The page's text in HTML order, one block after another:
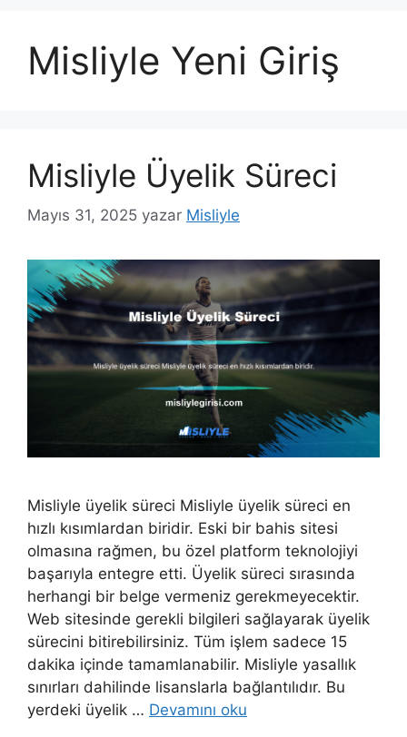
Misliyle Yeni Giriş
Misliyle Üyelik Süreci
Mayıs 31, 2025 yazar Misliyle
Misliyle üyelik süreci Misliyle üyelik süreci en
hızlı kısımlardan biridir. Eski bir bahis sitesi
olmasına rağmen, bu özel platform teknolojiyi
başarıyla entegre etti. Üyelik süreci sırasında
herhangi bir belge vermeniz gerekmeyecektir.
Web sitesinde gerekli bilgileri sağlayarak üyelik
sürecini bitirebilirsiniz. Tüm işlem sadece 15
dakika içinde tamamlanabilir. Misliyle yasallık
sınırları dahilinde lisanslarla bağlantılıdır. Bu
yerdeki üyelik … Devamını oku